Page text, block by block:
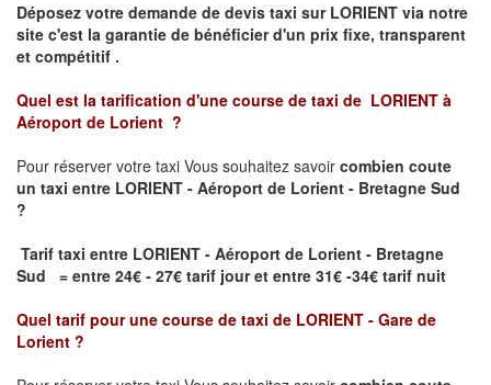
Déposez votre demande de devis taxi sur LORIENT via notre
site c'est la garantie de bénéficier d'un prix fixe, transparent
et compétitif .
Quel est la tarification d'une course de taxi de LORIENT à
Aéroport de Lorient ?
Pour réserver votre taxi Vous souhaitez savoir combien coute
un taxi entre LORIENT - Aéroport de Lorient - Bretagne Sud
?
Tarif taxi entre LORIENT - Aéroport de Lorient - Bretagne
Sud = entre 24€ - 27€ tarif jour et entre 31€ -34€ tarif nuit
Quel tarif pour une course de taxi de LORIENT - Gare de
Lorient ?